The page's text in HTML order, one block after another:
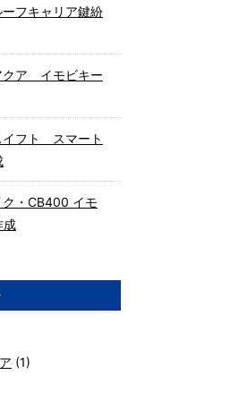
フキャリア鍵紛
クア イモビキー
イフト スマート
ク・CB400 イモ
成
(1)